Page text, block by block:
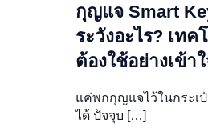
กุญแจ Smart
ระวังอะไร? เท
ต้องใช้อย่างเข้า
แค่พกกุญแจไว้ในกระเ
ได้ ปัจจุบ […]